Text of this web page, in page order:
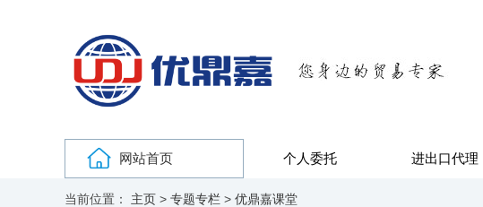
网站首页 个人委托 进出口代理
当前位置： 主页 > 专题专栏 > 优鼎嘉课堂